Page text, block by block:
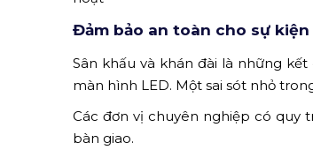
Đảm bảo an toàn cho sự kiện
Sân khấu và khán đài là những
màn hình LED. Một sai sót nhỏ
Các đơn vị chuyên nghiệp có quy
bàn giao.